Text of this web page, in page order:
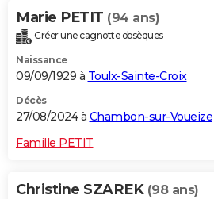
Marie PETIT (94 ans)
Créer une cagnotte obsèques
Naissance
09/09/1929 à Toulx-Sainte-Croix
Décès
27/08/2024 à Chambon-sur-Voueize
Famille PETIT
Christine SZAREK (98 ans)